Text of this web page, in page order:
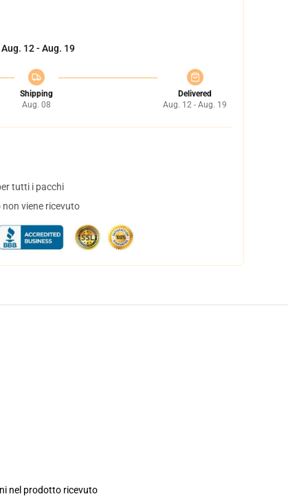
Aug. 12 - Aug. 19
Shipping
Aug. 08
Delivered
Aug. 12 - Aug. 19
tutti i pacchi
viene ricevuto
nel prodotto ricevuto